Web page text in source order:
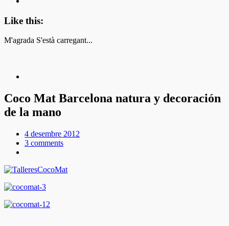
Like this:
M'agrada S'està carregant...
Coco Mat Barcelona natura y decoración
de la mano
4 desembre 2012
3 comments